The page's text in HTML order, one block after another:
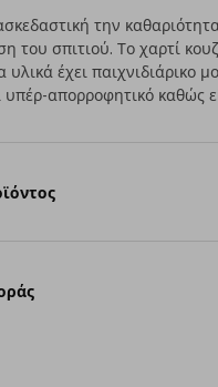
την
του σπιτιού. Το χαρτί
έχει παιχνιδιάρικο
υπέρ-απορροφητικό καθώς